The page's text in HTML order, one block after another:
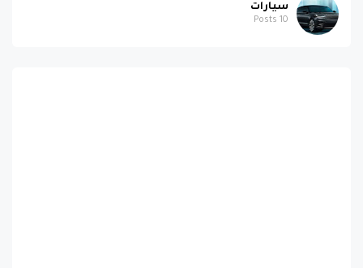
سيارات
10